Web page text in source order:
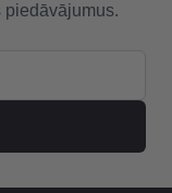
piedāvājumus.